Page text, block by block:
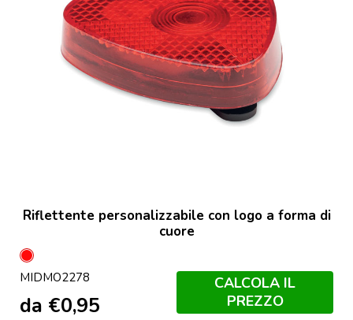
Riflettente personalizzabile con logo a forma di
cuore
Rosso
MIDMO2278
da €0,95
CALCOLA IL
PREZZO